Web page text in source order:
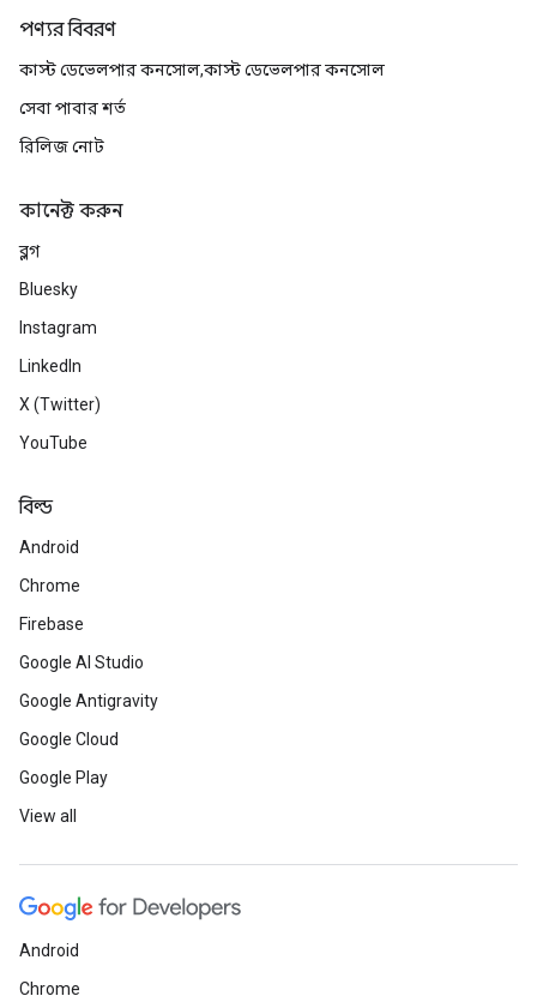
পণ্যর বিবরণ
কাস্ট ডেভেলপার কনসোল,কাস্ট ডেভেলপার কনসোল
সেবা পাবার শর্ত
রিলিজ নোট
কানেক্ট করুন
ব্লগ
Bluesky
Instagram
LinkedIn
X (Twitter)
YouTube
বিল্ড
Android
Chrome
Firebase
Google AI Studio
Google Antigravity
Google Cloud
Google Play
View all
Android
Chrome